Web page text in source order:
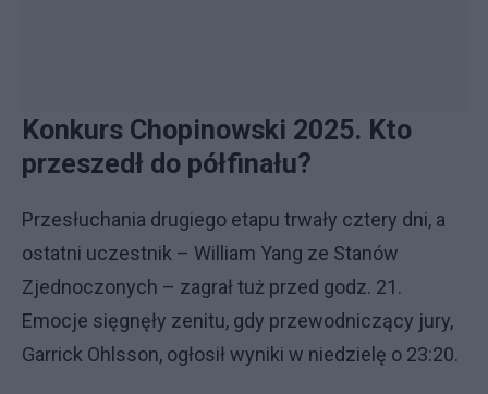
Konkurs Chopinowski 2025. Kto
przeszedł do półfinału?
Przesłuchania drugiego etapu trwały cztery dni, a
ostatni uczestnik – William Yang ze Stanów
Zjednoczonych – zagrał tuż przed godz. 21.
Emocje sięgnęły zenitu, gdy przewodniczący jury,
Garrick Ohlsson, ogłosił wyniki w niedzielę o 23:20.